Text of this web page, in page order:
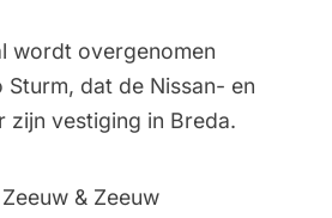
wordt overgenomen
dat de Nissan- en
zijn vestiging in Breda.
& Zeeuw